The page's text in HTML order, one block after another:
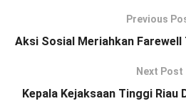
Previous
Aksi Sosial Meriahkan Farewell
Next Post
Kepala Kejaksaan Tinggi Riau